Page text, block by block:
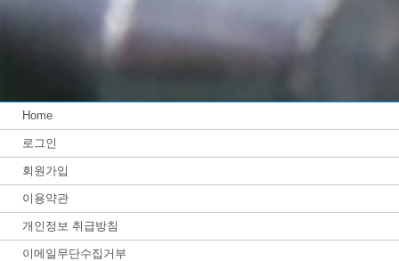
Home
로그인
회원가입
이용약관
개인정보 취급방침
이메일무단수집거부